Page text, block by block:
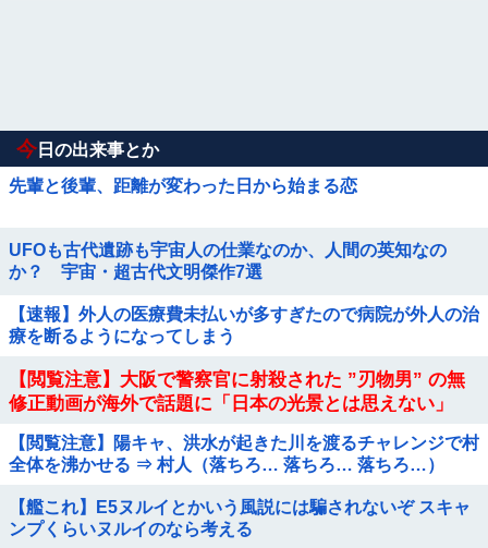
今 日の出来事とか
先輩と後輩、距離が変わった日から始まる恋
UFOも古代遺跡も宇宙人の仕業なのか、人間の英知なの
か？ 宇宙・超古代文明傑作7選
【速報】外人の医療費未払いが多すぎたので病院が外人の治
療を断るようになってしまう
【閲覧注意】大阪で警察官に射殺された ”刃物男” の無
修正動画が海外で話題に「日本の光景とは思えない」
【閲覧注意】陽キャ、洪水が起きた川を渡るチャレンジで村
全体を沸かせる ⇒ 村人（落ちろ… 落ちろ… 落ちろ…）
【艦これ】E5ヌルイとかいう風説には騙されないぞ スキャ
ンプくらいヌルイのなら考える